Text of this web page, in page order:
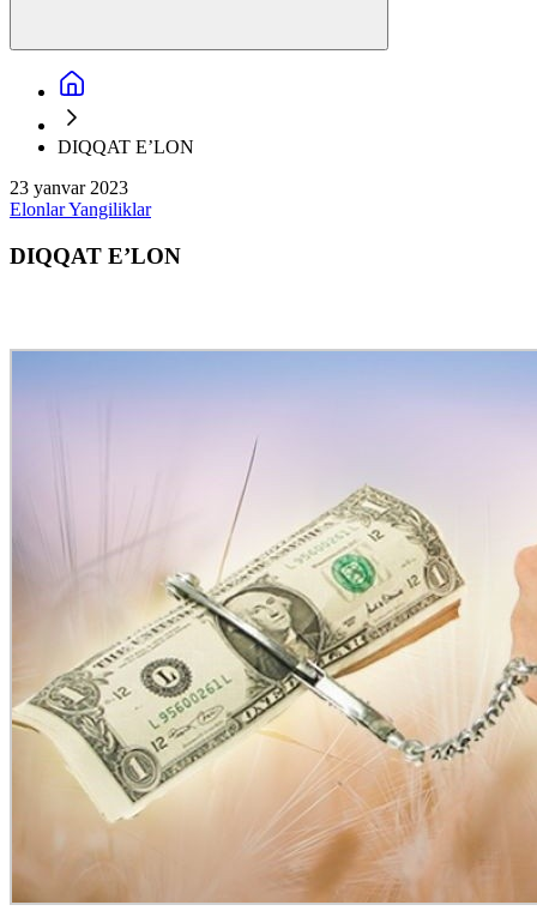
DIQQAT E’LON
23 yanvar 2023
ElonlarYangiliklar
DIQQAT E’LON